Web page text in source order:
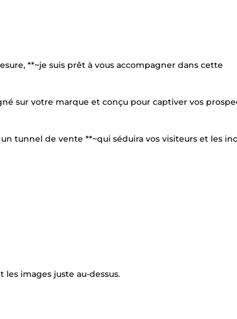
**~je suis prêt à vous accompagner dans cette
sur votre marque et conçu pour captiver vos
tunnel de vente **~qui séduira vos visiteurs et les
les images juste au-dessus.